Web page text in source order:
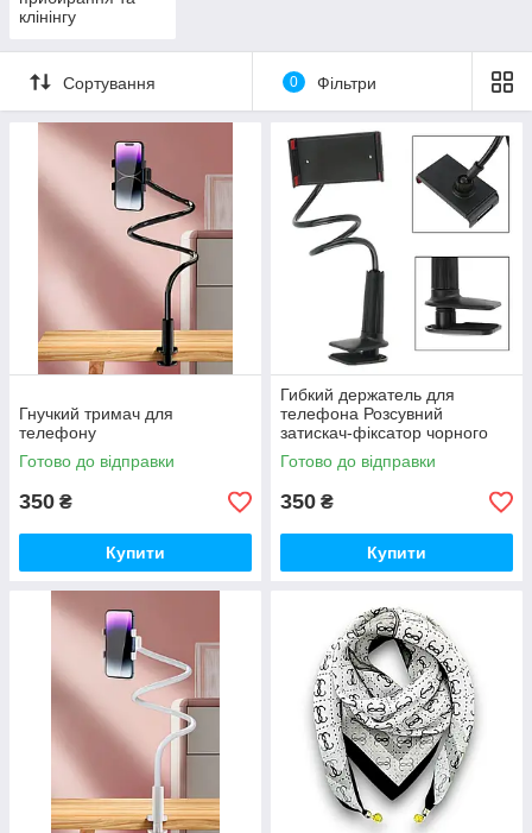
клінінгу
Сортування 0 Фільтри
Гнучкий тримач для
телефону
Готово до відправки
350 ₴
Купити
Гибкий держатель для
телефона Розсувний
затискач-фіксатор чорного
кольору
Готово до відправки
350 ₴
Купити